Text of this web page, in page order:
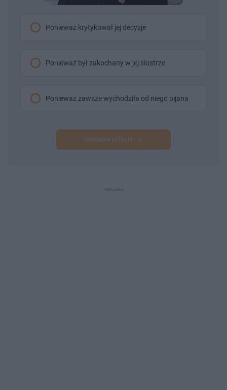
Ponieważ krytykował jej decyzje
Ponieważ był zakochany w jej siostrze
Ponieważ zawsze wychodziła od niego pijana
Następne pytanie